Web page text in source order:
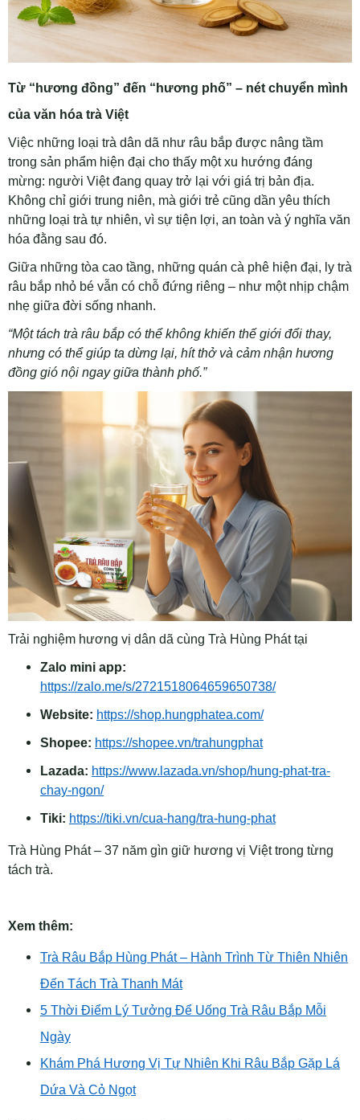
Từ “hương đồng” đến “hương phố” – nét chuyển mình
của văn hóa trà Việt
Việc những loại trà dân dã như râu bắp được nâng tầm
trong sản phẩm hiện đại cho thấy một xu hướng đáng
mừng: người Việt đang quay trở lại với giá trị bản địa.
Không chỉ giới trung niên, mà giới trẻ cũng dần yêu thích
những loại trà tự nhiên, vì sự tiện lợi, an toàn và ý nghĩa văn
hóa đằng sau đó.
Giữa những tòa cao tầng, những quán cà phê hiện đại, ly trà
râu bắp nhỏ bé vẫn có chỗ đứng riêng – như một nhịp chậm
nhẹ giữa đời sống nhanh.
“Một tách trà râu bắp có thể không khiến thế giới đổi thay,
nhưng có thể giúp ta dừng lại, hít thở và cảm nhận hương
đồng gió nội ngay giữa thành phố.”
Trải nghiệm hương vị dân dã cùng Trà Hùng Phát tại
Zalo mini app:
https://zalo.me/s/2721518064659650738/
Website: https://shop.hungphatea.com/
Shopee: https://shopee.vn/trahungphat
Lazada: https://www.lazada.vn/shop/hung-phat-tra-
chay-ngon/
Tiki: https://tiki.vn/cua-hang/tra-hung-phat
Trà Hùng Phát – 37 năm gìn giữ hương vị Việt trong từng
tách trà.
Xem thêm:
Trà Râu Bắp Hùng Phát – Hành Trình Từ Thiên Nhiên
Đến Tách Trà Thanh Mát
5 Thời Điểm Lý Tưởng Để Uống Trà Râu Bắp Mỗi
Ngày
Khám Phá Hương Vị Tự Nhiên Khi Râu Bắp Gặp Lá
Dứa Và Cỏ Ngọt